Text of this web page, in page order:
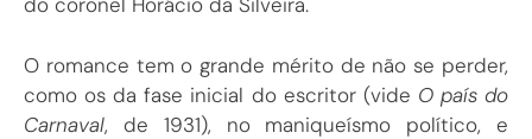
O romance tem o grande mérito de não se perder,
como os da fase inicial do escritor (vide O país do
Carnaval, de 1931), no maniqueísmo político, e